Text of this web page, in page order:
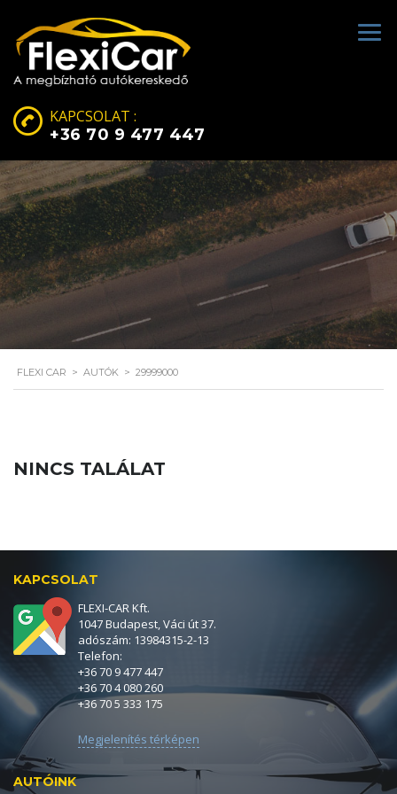
KAPCSOLAT :
+36 70 9 477 447
FLEXI CAR > AUTÓK > 29999000
NINCS TALÁLAT
KAPCSOLAT
FLEXI-CAR Kft.
1047 Budapest, Váci út 37.
adószám: 13984315-2-13
Telefon:
+36 70 9 477 447
+36 70 4 080 260
+36 70 5 333 175
Megjelenítés térképen
AUTÓINK